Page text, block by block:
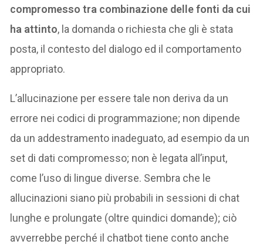
compromesso tra combinazione delle fonti da cui
ha attinto, la domanda o richiesta che gli è stata
posta, il contesto del dialogo ed il comportamento
appropriato.
L’allucinazione per essere tale non deriva da un
errore nei codici di programmazione; non dipende
da un addestramento inadeguato, ad esempio da un
set di dati compromesso; non è legata all’input,
come l’uso di lingue diverse. Sembra che le
allucinazioni siano più probabili in sessioni di chat
lunghe e prolungate (oltre quindici domande); ciò
avverrebbe perché il chatbot tiene conto anche